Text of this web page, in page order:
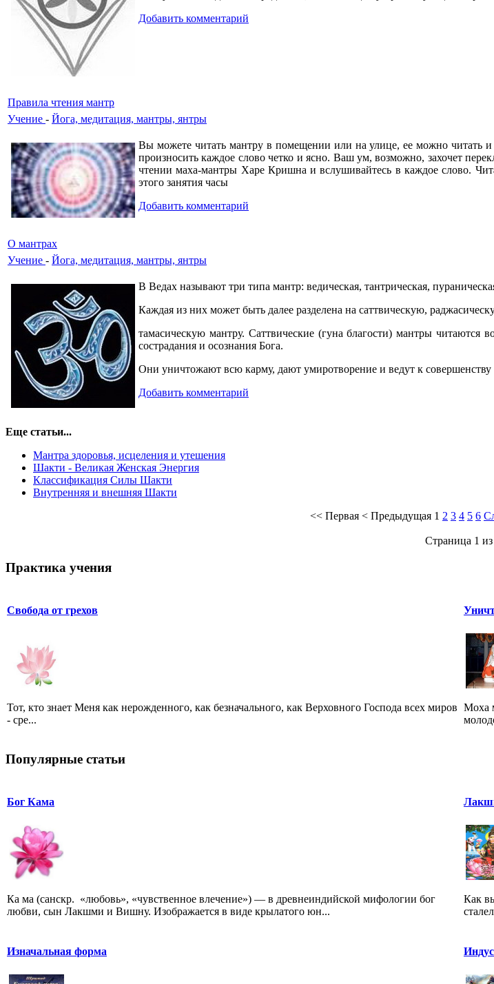
Добавить комментарий
Правила чтения мантр
Учение - Йога, медитация, мантры, янтры
Вы можете читать мантру в помещении или на улице, ее можно читать
произносить каждое слово четко и ясно. Ваш ум, возможно, захочет
чтении маха-мантры Харе Кришна и вслушивайтесь в каждое слово.
этого занятия часы
Добавить комментарий
О мантрах
Учение - Йога, медитация, мантры, янтры
В Ведах называют три типа мантр: ведическая, тантрическая,
Каждая из них может быть далее разделена на саттвическую,
тамасическую мантру. Саттвические (гуна благости) мантры читаются
сострадания и осознания Бога.
Они уничтожают всю карму, дают умиротворение и ведут к совершенству
Добавить комментарий
Еще статьи...
Мантра здоровья, исцеления и утешения
Шакти - Великая Женская Энергия
Классификация Силы Шакти
Внутренняя и внешняя Шакти
<< Первая < Предыдущая 1 2 3 4 5 6
Страница 1
Практика учения
Свобода от грехов
Тот, кто знает Меня как нерожденного, как безначального, как Верховного Господа всех миров
- сре...
Моха
Популярные статьи
Бог Кама
Ка ма (санскр. «любовь», «чувственное влечение») — в древнеиндийской мифологии бог
любви, сын Лакшми и Вишну. Изображается в виде крылатого юн...
Как
Изначальная форма